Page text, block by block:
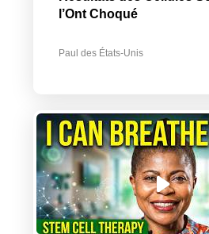
l’Ont Choqué
Paul des États-Unis